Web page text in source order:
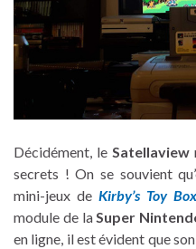
Décidément, le Satellaview
secrets ! On se souvient
mini-jeux de Kirby’s Toy Box
module de laSuper
en ligne, il est évident que